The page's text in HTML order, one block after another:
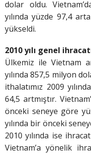
dolar oldu.
yılında yüzde 97,4
yükseldi.
2010 yılı genel
Ülkemiz ile Vietnam
yılında 857,5 milyon
ithalatımız 2009
64,5 artmıştır.
önceki seneye göre
yılında bir önceki
2010 yılında ise
Vietnam’a yönelik